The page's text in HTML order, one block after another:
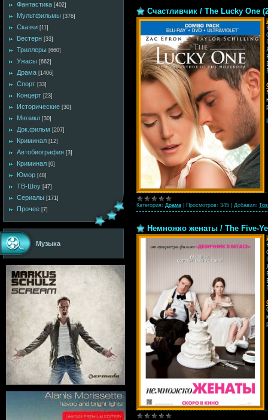
Фантастика [402]
Мультфильмы [376]
Сказки [11]
Вестерн [33]
Триллеры [660]
Ужасы [662]
Драма [1406]
Спорт [33]
Концерт [23]
Исторические [30]
Мюзикл [30]
Док.фильм [207]
Криминал [12]
Автобиография [3]
Криминал [0]
Юмор [48]
ТВ-Шоу [47]
Сериалы [171]
Прочее [7]
Музыка
Счастливчик / The Lucky One
Категория: Драма Просмотров: 345 Добавил:
Немножко женаты / The Five-